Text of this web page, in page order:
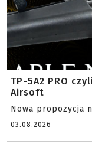
TP-5A2 PRO
Airsoft
Nowa propozycja
03.08.2026